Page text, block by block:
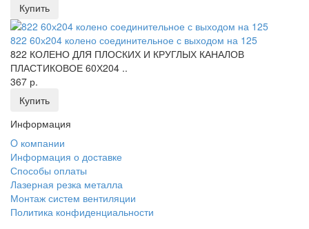
Купить
822 60х204 колено соединительное с выходом на 125
822 КОЛЕНО ДЛЯ ПЛОСКИХ И КРУГЛЫХ КАНАЛОВ
ПЛАСТИКОВОЕ 60Х204 ..
367 р.
Купить
Информация
O компании
Информация о доставке
Способы оплаты
Лазерная резка металла
Монтаж систем вентиляции
Политика конфиденциальности